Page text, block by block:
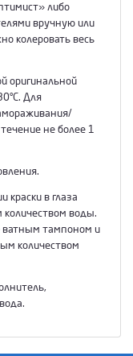
либо
вручную или
колеровать весь
оригинальной
Для
не более 1
краски в глаза
воды.
ватным тампоном и
количеством